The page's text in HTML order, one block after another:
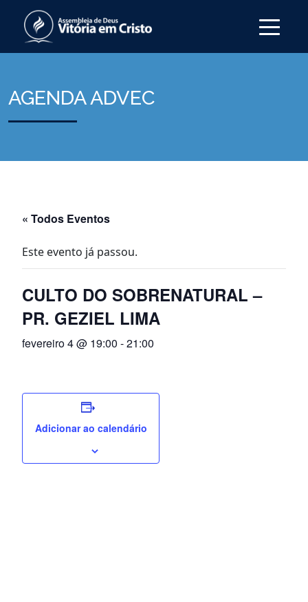
AGENDA ADVEC
« Todos Eventos
Este evento já passou.
CULTO DO SOBRENATURAL –
PR. GEZIEL LIMA
fevereiro 4 @ 19:00 -21:00
Adicionar ao calendário